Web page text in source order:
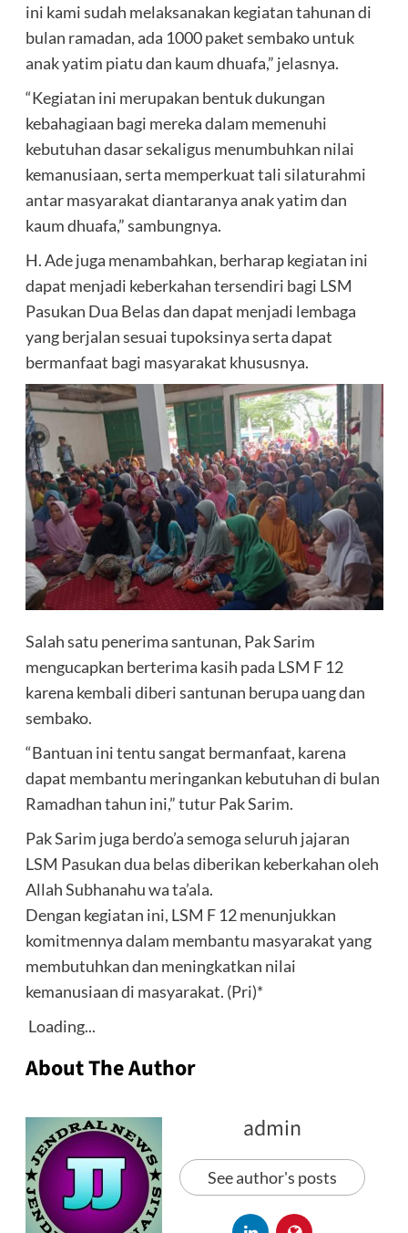
ini kami sudah melaksanakan kegiatan tahunan di
bulan ramadan, ada 1000 paket sembako untuk
anak yatim piatu dan kaum dhuafa,” jelasnya.
“Kegiatan ini merupakan bentuk dukungan
kebahagiaan bagi mereka dalam memenuhi
kebutuhan dasar sekaligus menumbuhkan nilai
kemanusiaan, serta memperkuat tali silaturahmi
antar masyarakat diantaranya anak yatim dan
kaum dhuafa,” sambungnya.
H. Ade juga menambahkan, berharap kegiatan ini
dapat menjadi keberkahan tersendiri bagi LSM
Pasukan Dua Belas dan dapat menjadi lembaga
yang berjalan sesuai tupoksinya serta dapat
bermanfaat bagi masyarakat khususnya.
Salah satu penerima santunan, Pak Sarim
mengucapkan berterima kasih pada LSM F 12
karena kembali diberi santunan berupa uang dan
sembako.
“Bantuan ini tentu sangat bermanfaat, karena
dapat membantu meringankan kebutuhan di bulan
Ramadhan tahun ini,” tutur Pak Sarim.
Pak Sarim juga berdo’a semoga seluruh jajaran
LSM Pasukan dua belas diberikan keberkahan oleh
Allah Subhanahu wa ta’ala.
Dengan kegiatan ini, LSM F 12 menunjukkan
komitmennya dalam membantu masyarakat yang
membutuhkan dan meningkatkan nilai
kemanusiaan di masyarakat. (Pri)*
Loading...
About The Author
admin
See author's posts